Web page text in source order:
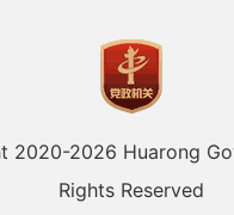
2020-2026 Huarong
Rights Reserved